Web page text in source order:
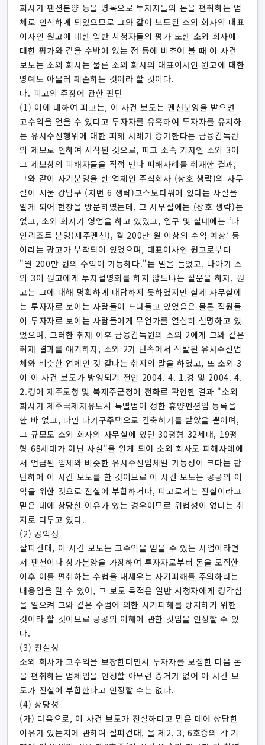
회사가 펜션분양 등을 명목으로 투자자들의 돈을 편취하는 업
체로 인식하게 되었으므로 그와 같이 보도된 소외 회사의 대표
이사인 원고에 대한 일반 시청자들의 평가 또한 소외 회사에
대한 평가와 같을 수밖에 없는 점 등에 비추어 볼 때 이 사건
보도는 소외 회사는 물론 소외 회사의 대표이사인 원고에 대한
명예도 아울러 훼손하는 것이라 할 것이다.
다. 피고의 주장에 관한 판단
(1) 이에 대하여 피고는, 이 사건 보도는 펜션분양을 받으면
고수익을 얻을 수 있다고 투자자를 유혹하여 투자자를 유치하
는 유사수신행위에 대한 피해 사례가 증가한다는 금융감독원
의 제보로 인하여 시작된 것으로, 피고 소속 기자인 소외 3이
그 제보상의 피해자들을 직접 만나 피해사례를 취재한 결과,
그와 같이 사기분양을 한 업체인 주식회사 (상호 생략)의 사무
실이 서울 강남구 (지번 6 생략)코스모타워에 있다는 사실을
알게 되어 현장을 방문하였는데, 그 사무실에는 (상호 생략)는
없고, 소외 회사가 영업을 하고 있었고, 입구 및 실내에는 ‘다
인리조트 분양(제주펜션), 월 200만 원 이상의 수익 예상’ 등
이라는 광고가 부착되어 있었으며, 대표이사인 원고로부터
"월 200만 원의 수익이 가능하다."는 말을 들었고, 나아가 소
외 3이 원고에게 투자설명회를 하지 않느냐는 질문을 하자, 원
고는 그에 대해 명확하게 대답하지 못하였지만 실제 사무실에
는 투자자로 보이는 사람들이 드나들고 있었음은 물론 직원들
이 투자자로 보이는 사람들에게 무언가를 열심히 설명하고 있
었으며, 그러한 취재 이후 금융감독원의 소외 2에게 그와 같은
취재 결과를 얘기하자, 소외 2가 단속에서 적발된 유사수신업
체와 비슷한 업체인 것 같다는 취지의 말을 하였고, 또 소외 3
이 이 사건 보도가 방영되기 전인 2004. 4. 1.경 및 2004. 4.
2.경에 제주도청 및 북제주군청에 전화로 확인한 결과 "소외
회사가 제주국제자유도시 특별법이 정한 휴양펜션업 등록을
한 바 없고, 다만 다가구주택으로 건축허가를 받았을 뿐이며,
그 규모도 소외 회사의 사무실에 있던 30평형 32세대, 19평
형 68세대가 아닌 사실"을 알게 되어 소외 회사도 피해사례에
서 언급된 업체와 비슷한 유사수신업체일 가능성이 크다는 판
단하에 이 사건 보도를 한 것이므로 이 사건 보도는 공공의 이
익을 위한 것으로 진실에 부합하거나, 피고로서는 진실이라고
믿은 데에 상당한 이유가 있는 경우이므로 위법성이 없다는 취
지로 다투고 있다.
(2) 공익성
살피건대, 이 사건 보도는 고수익을 얻을 수 있는 사업이라면
서 펜션이나 상가분양을 가장하여 투자자로부터 돈을 모집한
이후 이를 편취하는 수법을 내세우는 사기피해를 주의하라는
내용임을 알 수 있어, 그 보도 목적은 일반 시청자에게 경각심
을 일으켜 그와 같은 수법에 의한 사기피해를 방지하기 위한
것이라 할 것이므로 공공의 이해에 관한 것임을 인정할 수 있
다.
(3) 진실성
소외 회사가 고수익을 보장한다면서 투자자를 모집한 다음 돈
을 편취하는 업체임을 인정할 아무런 증거가 없어 이 사건 보
도가 진실에 부합한다고 인정할 수는 없다.
(4) 상당성
(가) 다음으로, 이 사건 보도가 진실하다고 믿은 데에 상당한
이유가 있는지에 관하여 살피건대, 을 제2, 3, 6호증의 각 기